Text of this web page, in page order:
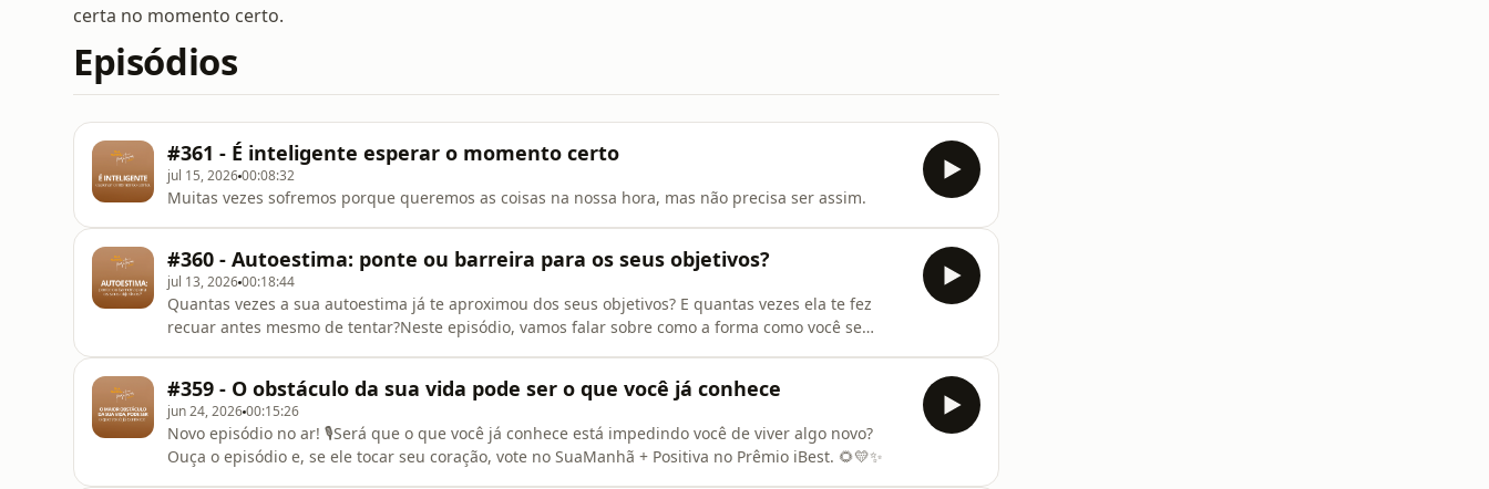
certa no momento certo.
Episódios
#361 - É inteligente esperar o momento certo
jul 15, 202600:08:32
Muitas vezes sofremos porque queremos as coisas na nossa hora, mas não precisa ser assim.
#360 - Autoestima: ponte ou barreira para os seus objetivos?
jul 13, 202600:18:44
Quantas vezes a sua autoestima já te aproximou dos seus objetivos? E quantas vezes ela te fez
recuar antes mesmo de tentar?Neste episódio, vamos falar sobre como a forma como você se
#359 - O obstáculo da sua vida pode ser o que você já conhece
jun 24, 202600:15:26
Novo episódio no ar! 🎙️Será que o que você já conhece está impedindo você de viver algo novo?
Ouça o episódio e, se ele tocar seu coração, vote no SuaManhã + Positiva no Prêmio iBest. 🌻💛✨